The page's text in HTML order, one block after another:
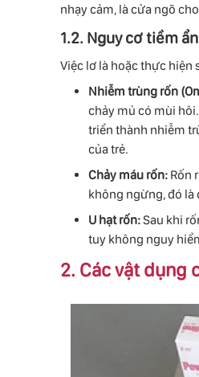
nhạy cảm, là cửa ngõ
1.2. Nguy cơ tiềm
Việc lơ là hoặc thực hiện
Nhiễm trùng rốn
chảy mủ có mùi
triển thành nhiễm
của trẻ.
Chảy máu rốn: Rốn
không ngừng, đó là
U hạt rốn:Sau khi
tuy không nguy
2. Các vật dụng